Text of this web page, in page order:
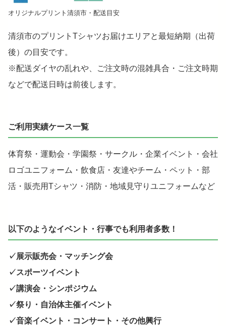
オリジナルプリント清須市・配送目安
清須市のプリントTシャツお届けエリアと最短納期（出荷
後）の目安です。
※配送ダイヤの乱れや、ご注文時の混雑具合・ご注文時期
などで配送日時は前後します。
ご利用実績ケース一覧
体育祭・運動会・学園祭・サークル・企業イベント・会社
ロゴユニフォーム・飲食店・友達やチーム・ペット・部
活・販売用Tシャツ・消防・地域見守りユニフォームなど
以下のようなイベント・行事でも利用者多数！
✓展示販売会・マッチング会
✓スポーツイベント
✓講演会・シンポジウム
✓祭り・自治体主催イベント
✓音楽イベント・コンサート・その他興行